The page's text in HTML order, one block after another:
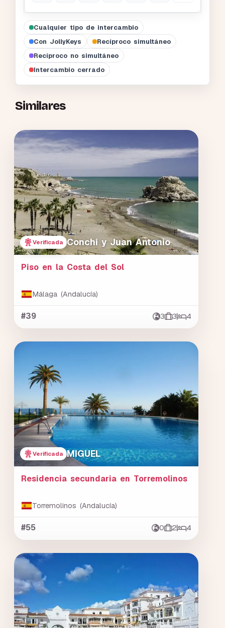
Cualquier tipo de intercambio
Con JollyKeys
Recíproco simultáneo
Recíproco no simultáneo
Intercambio cerrado
Similares
Verificada Conchi y Juan Antonio
Piso en la Costa del Sol
Málaga (Andalucía)
#39 3 3 4
Verificada MIGUEL
Residencia secundaria en Torremolinos
Torremolinos (Andalucía)
#55 0 2 4